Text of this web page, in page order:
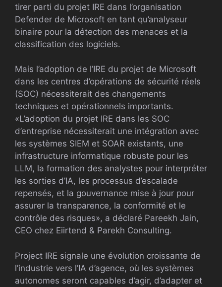
tirer parti du projet IRE dans l’organisation
Defender de Microsoft en tant qu’analyseur
binaire pour la détection des menaces et la
classification des logiciels.
Mais l’adoption de l’IRE du projet de Microsoft
dans les centres d’opérations de sécurité réels
(SOC) nécessiterait des changements
techniques et opérationnels importants.
«L’adoption du projet IRE dans les SOC
d’entreprise nécessiterait une intégration avec
les systèmes SIEM et SOAR existants, une
infrastructure informatique robuste pour les
LLM, la formation des analystes pour interpréter
les sorties d’IA, les processus d’escalade
repensés, et la gouvernance mise à jour pour
assurer la transparence, la conformité et le
contrôle des risques», a déclaré Pareekh Jain,
CEO chez Eiirtend & Parekh Consulting.
Project IRE signale une évolution croissante de
l’industrie vers l’IA d’agence, où les systèmes
autonomes seront capables d’agir, d’adapter et